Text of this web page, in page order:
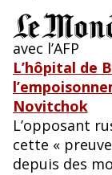
avec l’AFP
L’hôpital de
Novitchok
L’opposant
cette «
depuis des